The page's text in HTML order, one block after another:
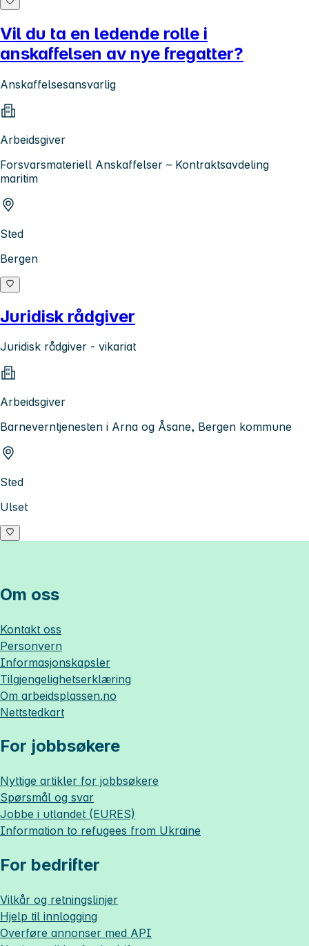
Vil du ta en ledende rolle i
anskaffelsen av nye fregatter?
Anskaffelsesansvarlig
Arbeidsgiver
Forsvarsmateriell Anskaffelser – Kontraktsavdeling
maritim
Sted
Bergen
Juridisk rådgiver
Juridisk rådgiver - vikariat
Arbeidsgiver
Barneverntjenesten i Arna og Åsane, Bergen kommune
Sted
Ulset
Om oss
Kontakt oss
Personvern
Informasjonskapsler
Tilgjengelighetserklæring
Om arbeidsplassen.no
Nettstedkart
For jobbsøkere
Nyttige artikler for jobbsøkere
Spørsmål og svar
Jobbe i utlandet (EURES)
Information to refugees from Ukraine
For bedrifter
Vilkår og retningslinjer
Hjelp til innlogging
Overføre annonser med API